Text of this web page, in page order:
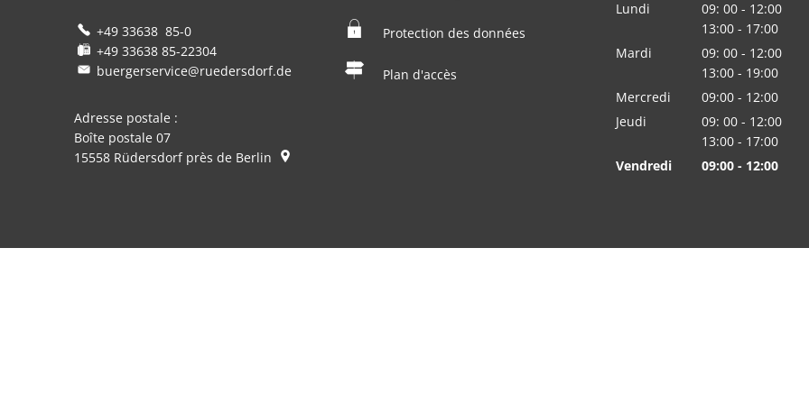
+49 33638 85-0
+49 33638 85-22304
buergerservice@ruedersdorf.de
Adresse postale :
Boîte postale 07
15558 Rüdersdorf près de Berlin
Protection des données
Plan d'accès
Lundi
09: 00 - 12:00
De 09:00 à 12:00
13:00 - 17:00
De 13:00 à 17:00
Mardi 09: 00 - 12:00
De 09:00 à 12:00
13:00 - 19:00
De 13:00 à 19:00
Mercredi 09:00 - 12:00
heures De 09:00
Jeudi 09: 00 - 12:00
De 09:00 à 12:00
13:00 - 17:00
De 13:00 à 17:00
Vendredi 09:00 - 12:00